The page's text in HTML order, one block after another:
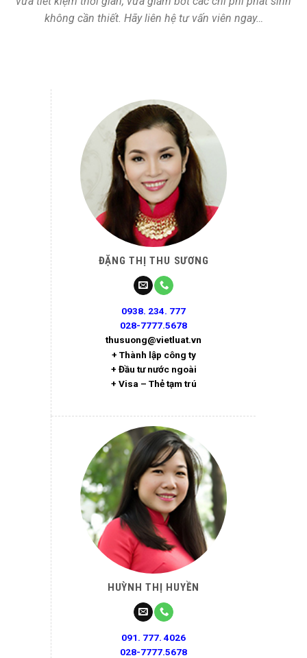
không cần thiết. Hãy liên hệ tư vấn viên ngay…
ĐẶNG THỊ THU SƯƠNG
0938. 234. 777
028-7777.5678
thusuong@vietluat.vn
+ Thành lập công ty
+ Đầu tư nước ngoài
+ Visa – Thẻ tạm trú
HUỲNH THỊ HUYỀN
091. 777. 4026
028-7777.5678